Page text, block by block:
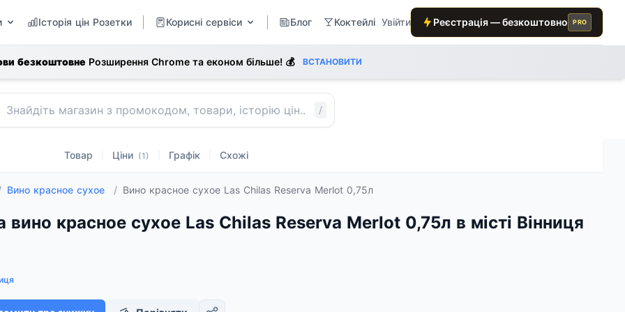
Історія цін Розетки Корисні сервіси Блог Коктейлі Увійти Реєстрація — безкоштовно PRO
безкоштовне Розширення Chrome та економ більше! 💰 ВСТАНОВИТИ
/
Товар Ціни (1) Графік Схожі
Вино красное сухое / Вино красное сухое Las Chilas Reserva Merlot 0,75л
вино красное сухое Las Chilas Reserva Merlot 0,75л в місті Вінниця